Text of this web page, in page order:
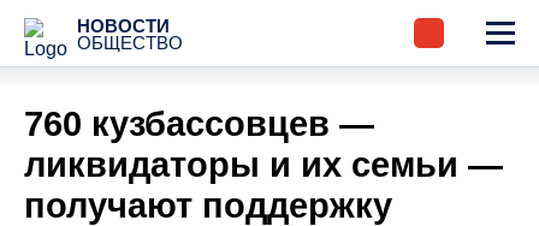
НОВОСТИ
ОБЩЕСТВО
760 кузбассовцев —
ликвидаторы и их семьи —
получают поддержку